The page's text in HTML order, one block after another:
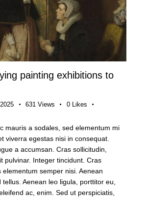
painting exhibitions to
631 Views 0 Likes
mauris a sodales, sed elementum mi
viverra egestas nisi in consequat.
a accumsan. Cras sollicitudin,
pulvinar. Integer tincidunt. Cras
elementum semper nisi. Aenean
Aenean leo ligula, porttitor eu,
ac, enim. Sed ut perspiciatis,